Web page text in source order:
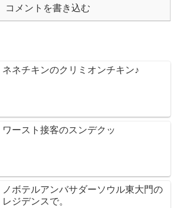
コメントを書き込む
ネネチキンのクリミオンチキン♪
ワースト接客のスンデクッ
ノボテルアンバサダーソウル東大門の
レジデンスで。